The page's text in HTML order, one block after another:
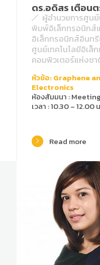
ดร.อดิสร เตือน
ผู้อำนวยการศูน
พิมพ์อิเล็กทรอนิกส์
อิเล็กทรอนิกส์อินท
ศูนย์เทคโนโลยีอิเล็
คอมพิวเตอร์แห่งชา
หัวข้อ: Graphene
Electronics
ห้องสัมมนา :
เวลา : 10.30 – 12.00
Read more